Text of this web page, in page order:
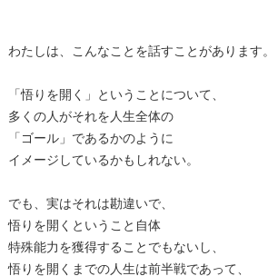
わたしは、こんなことを話すことがあります。
「悟りを開く」ということについて、
多くの人がそれを人生全体の
「ゴール」であるかのように
イメージしているかもしれない。
でも、実はそれは勘違いで、
悟りを開くということ自体
特殊能力を獲得することでもないし、
悟りを開くまでの人生は前半戦であって、